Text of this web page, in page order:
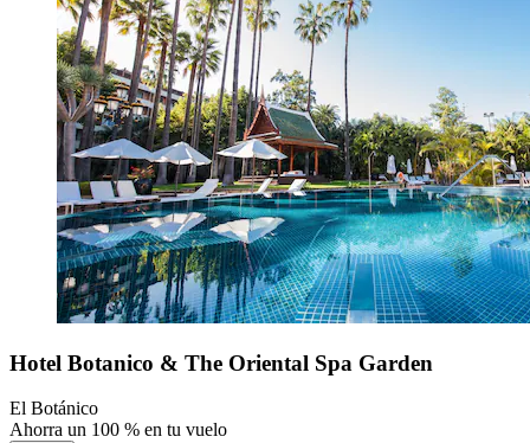
Hotel Botanico & The Oriental Spa Garden
El Botánico
Ahorra un 100 % en tu vuelo